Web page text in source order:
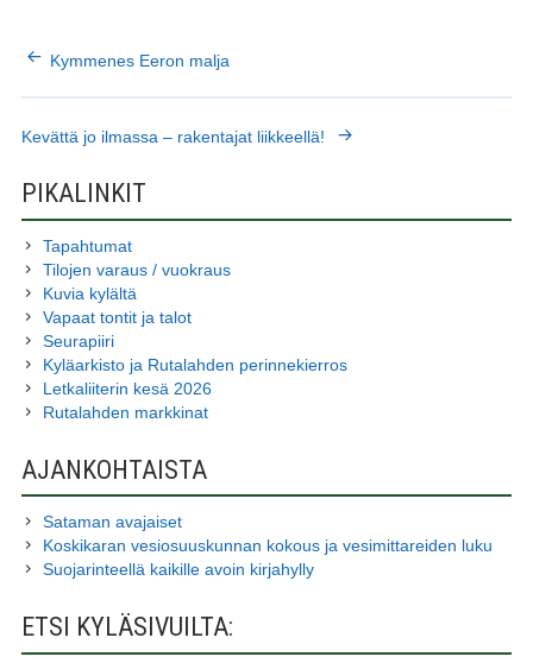
SELAUS
Kymmenes Eeron malja
Kevättä jo ilmassa – rakentajat liikkeellä!
SIVUPALKKI
PIKALINKIT
Tapahtumat
Tilojen varaus / vuokraus
Kuvia kylältä
Vapaat tontit ja talot
Seurapiiri
Kyläarkisto ja Rutalahden perinnekierros
Letkaliiterin kesä 2026
Rutalahden markkinat
AJANKOHTAISTA
Sataman avajaiset
Koskikaran vesiosuuskunnan kokous ja vesimittareiden luku
Suojarinteellä kaikille avoin kirjahylly
ETSI KYLÄSIVUILTA: